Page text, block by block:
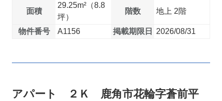
面積
29.25m²（8.8
坪）
階数 地上 2階
物件番号 A1156 掲載期限日 2026/08/31
アパート ２Ｋ 鹿角市花輪字蒼前平